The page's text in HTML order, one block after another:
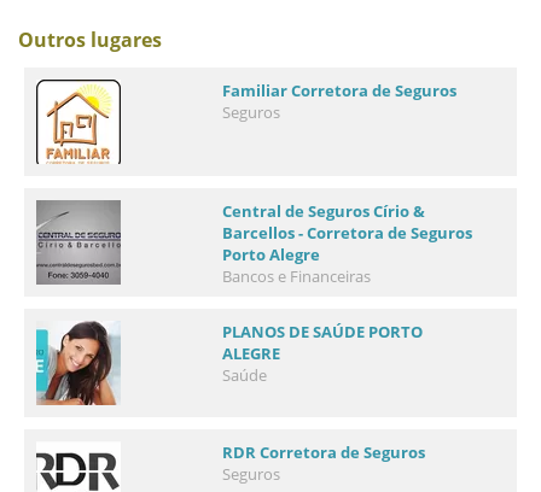
Outros lugares
Familiar Corretora de Seguros
Seguros
Central de Seguros Círio &
Barcellos - Corretora de Seguros
Porto Alegre
Bancos e Financeiras
PLANOS DE SAÚDE PORTO
ALEGRE
Saúde
RDR Corretora de Seguros
Seguros